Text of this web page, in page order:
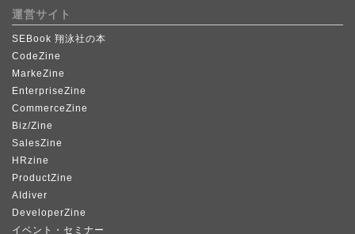
運営サイト
SEBook 翔泳社の本
CodeZine
MarkeZine
EnterpriseZine
CommerceZine
Biz/Zine
SalesZine
HRzine
ProductZine
AIdiver
DeveloperZine
イベント・セミナー